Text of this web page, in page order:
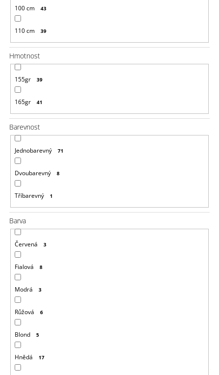
100 cm 43
110 cm 39
Hmotnost
155gr 39
165gr 41
Barevnost
Jednobarevný 71
Dvoubarevný 8
Tříbarevný 1
Barva
Červená 3
Fialová 8
Modrá 3
Růžová 6
Blond 5
Hnědá 17